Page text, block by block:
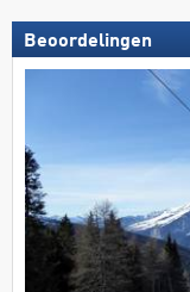
Beoordelingen